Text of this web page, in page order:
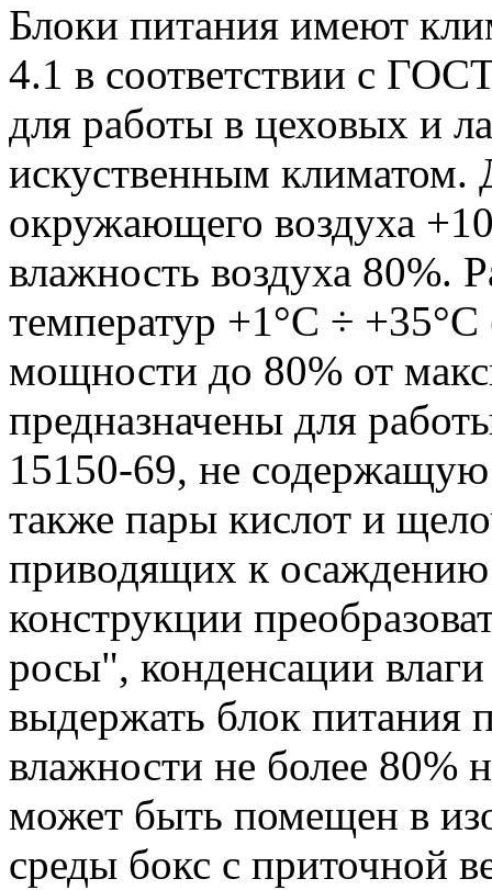
Блоки питания имеют
4.1 в соответствии с
для работы в цеховых и
искуственным климатом.
окружающего воздуха
влажность воздуха 80%.
температур +1°С ÷
мощности до 80% от
предназначены для
15150-69, не
также пары кислот и
приводящих к осаждению
конструкции
росы", конденсации
выдержать блок питания
влажности не более 80%
может быть помещен в
среды бокс с приточной